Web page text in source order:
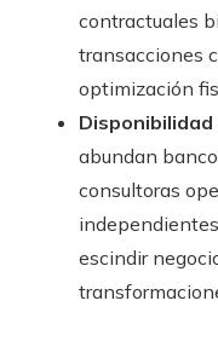
contractuales
transacciones
optimización
abundan
consultoras
escindir